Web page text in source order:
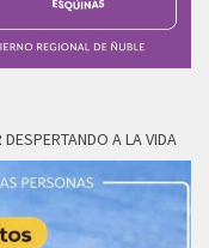
A LA VIDA